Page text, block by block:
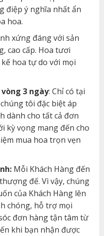
điệp ý nghĩa nhất ẩn
hoa.
xứng đáng với sản
cao cấp. Hoa tươi
hoa tự do với mọi
3 ngày: Chỉ có tại
tôi đặc biệt áp
dành cho tất cả đơn
kỳ vọng mang đến cho
mua hoa trọn vẹn
Mỗi Khách Hàng đến
đế. Vì vậy, chúng
của Khách Hàng lên
chóng, hỗ trợ mọi
đơn hàng tận tâm từ
khi bạn nhận được